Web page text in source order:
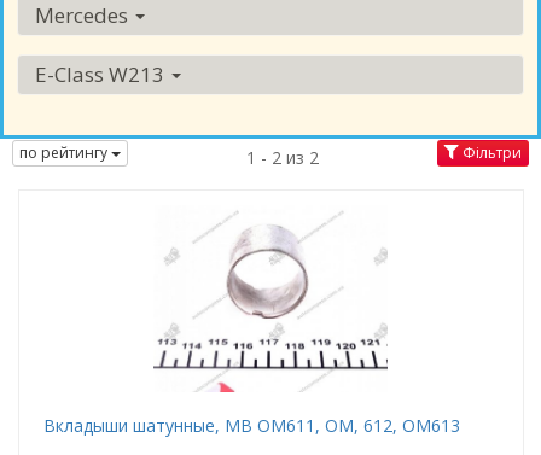
Mercedes
E-Class W213
по рейтингу 1 - 2 из 2 Фільтри
Вкладыши шатунные, MB OM611, OM, 612, OM613